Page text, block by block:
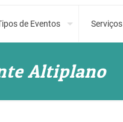
de Eventos Serviços
Altiplano